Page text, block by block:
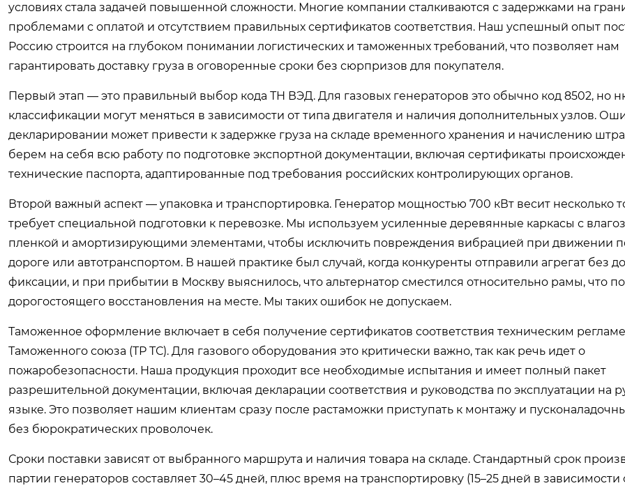
условиях стала задачей повышенной сложности. Многие компании сталкиваются с задержками на
проблемами с оплатой и отсутствием правильных сертификатов соответствия. Наш успешный опыт
Россию строится на глубоком понимании логистических и таможенных требований, что позволяет нам
гарантировать доставку груза в оговоренные сроки без сюрпризов для покупателя.
Первый этап — это правильный выбор кода ТН ВЭД. Для газовых генераторов это обычно код 8502, но
классификации могут меняться в зависимости от типа двигателя и наличия дополнительных узлов.
декларировании может привести к задержке груза на складе временного хранения и начислению
берем на себя всю работу по подготовке экспортной документации, включая сертификаты
технические паспорта, адаптированные под требования российских контролирующих органов.
Второй важный аспект — упаковка и транспортировка. Генератор мощностью 700 кВт весит несколько
требует специальной подготовки к перевозке. Мы используем усиленные деревянные каркасы с
пленкой и амортизирующими элементами, чтобы исключить повреждения вибрацией при движении
дороге или автотранспортом. В нашей практике был случай, когда конкуренты отправили агрегат без
фиксации, и при прибытии в Москву выяснилось, что альтернатор сместился относительно рамы, что
дорогостоящего восстановления на месте. Мы таких ошибок не допускаем.
Таможенное оформление включает в себя получение сертификатов соответствия техническим
Таможенного союза (ТР ТС). Для газового оборудования это критически важно, так как речь идет о
пожаробезопасности. Наша продукция проходит все необходимые испытания и имеет полный пакет
разрешительной документации, включая декларации соответствия и руководства по эксплуатации на
языке. Это позволяет нашим клиентам сразу после растаможки приступать к монтажу и
без бюрократических проволочек.
Сроки поставки зависят от выбранного маршрута и наличия товара на складе. Стандартный срок
партии генераторов составляет 30–45 дней, плюс время на транспортировку (15–25 дней в зависимости